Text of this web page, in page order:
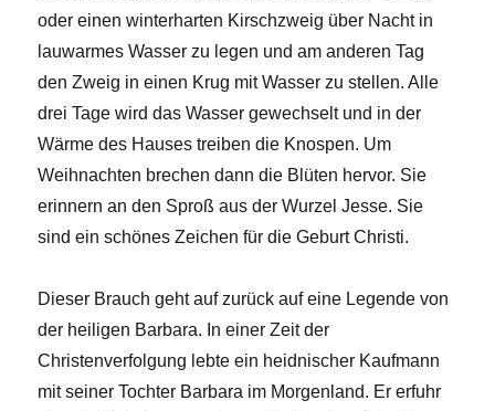
oder einen winterharten Kirschzweig über Nacht in
lauwarmes Wasser zu legen und am anderen Tag
den Zweig in einen Krug mit Wasser zu stellen. Alle
drei Tage wird das Wasser gewechselt und in der
Wärme des Hauses treiben die Knospen. Um
Weihnachten brechen dann die Blüten hervor. Sie
erinnern an den Sproß aus der Wurzel Jesse. Sie
sind ein schönes Zeichen für die Geburt Christi.
Dieser Brauch geht auf zurück auf eine Legende von
der heiligen Barbara. In einer Zeit der
Christenverfolgung lebte ein heidnischer Kaufmann
mit seiner Tochter Barbara im Morgenland. Er erfuhr